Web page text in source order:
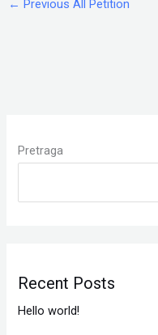
← Previous All Petition
Pretraga
Recent Posts
Hello world!